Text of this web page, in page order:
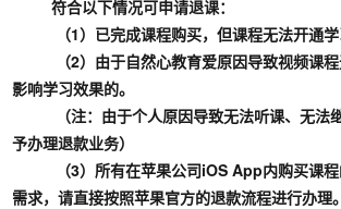
符合以下情况可申请退课：
（1）已完成课程购买，但课程无法开通学
（2）由于自然心教育爱原因导致视频课程
影响学习效果的。
（注：由于个人原因导致无法听课、无法
予办理退款业务）
（3）所有在苹果公司iOS App内购买课程
需求，请直接按照苹果官方的退款流程进行办理。